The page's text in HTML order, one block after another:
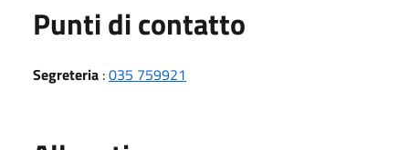
Punti di contatto
Segreteria :035 759921